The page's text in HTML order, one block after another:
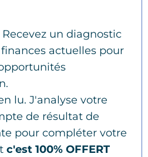
Recevez un diagnostic
actuelles pour
lu. J'analyse votre
de résultat de
pour compléter votre
c'est 100% OFFERT